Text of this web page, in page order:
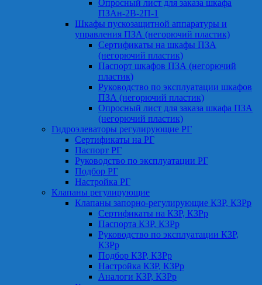
Опросный лист для заказа шкафа
ПЗАн-2В-2П-1
Шкафы пускозащитной аппаратуры и
управления ПЗА (негорючий пластик)
Сертификаты на шкафы ПЗА
(негорючий пластик)
Паспорт шкафов ПЗА (негорючий
пластик)
Руководство по эксплуатации шкафов
ПЗА (негорючий пластик)
Опросный лист для заказа шкафа ПЗА
(негорючий пластик)
Гидроэлеваторы регулирующие РГ
Сертификаты на РГ
Паспорт РГ
Руководство по эксплуатации РГ
Подбор РГ
Настройка РГ
Клапаны регулирующие
Клапаны запорно-регулирующие КЗР, КЗРр
Сертификаты на КЗР, КЗРр
Паспорта КЗР, КЗРр
Руководство по эксплуатации КЗР,
КЗРр
Подбор КЗР, КЗРр
Настройка КЗР, КЗРр
Аналоги КЗР, КЗРр